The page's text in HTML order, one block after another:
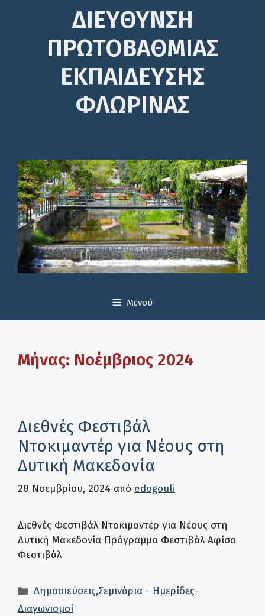
ΔΙΕΎΘΥΝΣΗ
ΠΡΩΤΟΒΆΘΜΙΑΣ
ΕΚΠΑΊΔΕΥΣΗΣ
ΦΛΩΡΙΝΑΣ
Μενού
Μήνας: Νοέμβριος 2024
Διεθνές Φεστιβάλ
Ντοκιμαντέρ για Νέους στη
Δυτική Μακεδονία
28 Νοεμβρίου, 2024 από edogouli
Διεθνές Φεστιβάλ Ντοκιμαντέρ για Νέους στη
Δυτική Μακεδονία Πρόγραμμα Φεστιβάλ Αφίσα
Φεστιβάλ
Κατηγορίες
Δημοσιεύσεις,Σεμινάρια - Ημερίδες-
Διαγωνισμοί